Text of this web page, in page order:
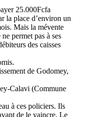
25.000Fcfa
la place d’environ un
Mais la mévente
permet pas à ses
des caisses
de Godomey,
Calavi (Commune
à ces policiers. Ils
de le vaincre. Le